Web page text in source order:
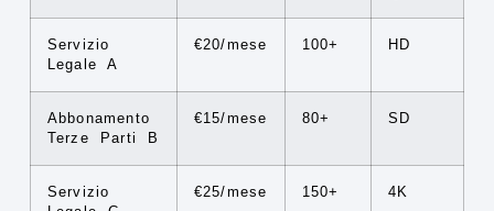
Servizio
Legale A
€20/mese 100+ HD
Abbonamento
Terze Parti B
€15/mese 80+ SD
Servizio
€25/mese 150+ 4K